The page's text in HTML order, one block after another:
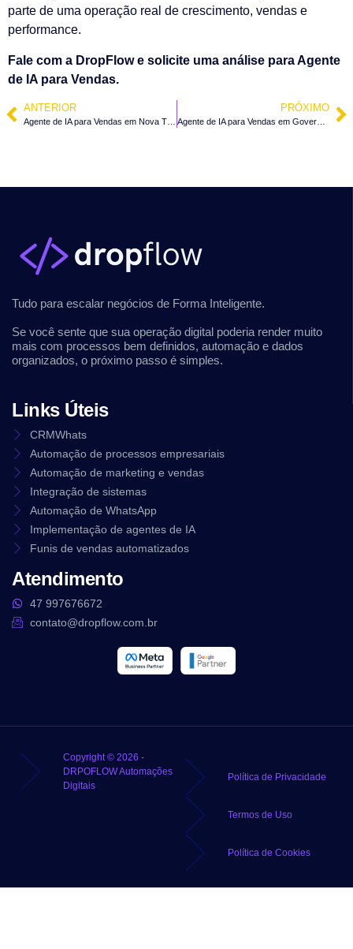
parte de uma operação real de crescimento, vendas e
performance.
Fale com a DropFlow e solicite uma análise para Agente
de IA para Vendas.
ANTERIOR PRÓXIMO
Agente de IA para Vendas em Governador Celso Ramos – SC
Tudo para escalar negócios de Forma Inteligente.
Se você sente que sua operação digital poderia render muito
mais com processos bem definidos, automação e dados
organizados, o próximo passo é simples.
Links Úteis
CRMWhats
Automação de processos empresariais
Automação de marketing e vendas
Integração de sistemas
Automação de WhatsApp
Implementação de agentes de IA
Funis de vendas automatizados
Atendimento
47 997676672
contato@dropflow.com.br
Copyright © 2026 -
DRPOFLOW Automações
Digitais
Política de Privacidade
Termos de Uso
Política de Cookies